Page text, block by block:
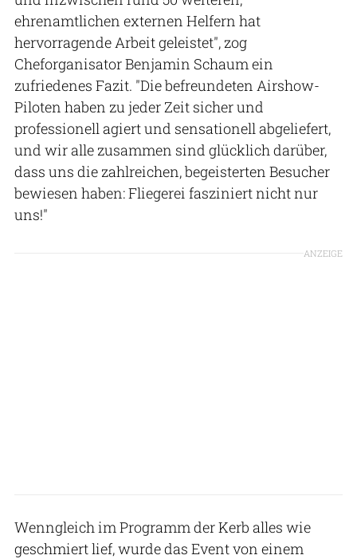
ehrenamtlichen externen Helfern hat
hervorragende Arbeit geleistet", zog
Cheforganisator Benjamin Schaum ein
zufriedenes Fazit. "Die befreundeten Airshow-
Piloten haben zu jeder Zeit sicher und
professionell agiert und sensationell abgeliefert,
und wir alle zusammen sind glücklich darüber,
dass uns die zahlreichen, begeisterten Besucher
bewiesen haben: Fliegerei fasziniert nicht nur
uns!"
ANZEIGE
Wenngleich im Programm der Kerb alles wie
geschmiert lief, wurde das Event von einem